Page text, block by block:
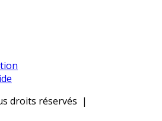
droits réservés |